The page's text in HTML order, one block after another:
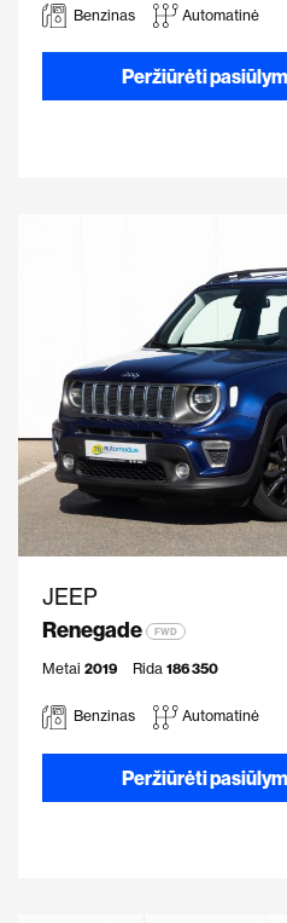
Benzinas Automatinė
Peržiūrėti
JEEP
Renegade
FWD
Metai 2019 Rida 186 350
Benzinas Automatinė
Peržiūrėti